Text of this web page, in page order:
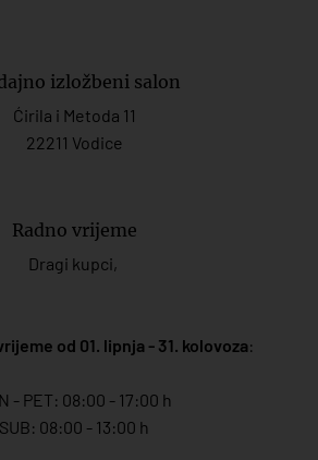
izložbeni salon
Ćirila i Metoda 11
22211 Vodice
Radno vrijeme
Dragi kupci,
od 01. lipnja - 31. kolovoza:
- PET: 08:00 - 17:00 h
SUB: 08:00 - 13:00 h